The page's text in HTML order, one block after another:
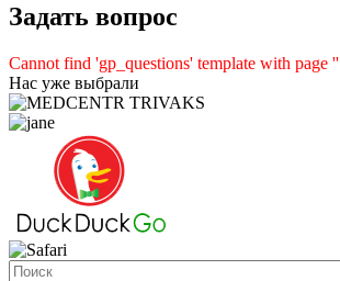
Задать вопрос
Cannot find 'gp_questions' template with page ''
Нас уже выбрали